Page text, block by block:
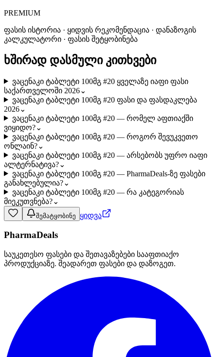
PREMIUM
ფასის ისტორია · ყიდვის რეკომენდაცია · დანაზოგის
კალკულატორი · ფასის შეტყობინება
ხშირად დასმული კითხვები
ვაცენაკი ტაბლეტი 100მგ #20 ყველაზე იაფი ფასი
საქართველოში 2026⌄
ვაცენაკი ტაბლეტი 100მგ #20 ფასი და ფასდაკლება
2026⌄
ვაცენაკი ტაბლეტი 100მგ #20 — რომელ აფთიაქში
ვიყიდო?⌄
ვაცენაკი ტაბლეტი 100მგ #20 — როგორ შევუკვეთო
ონლაინ?⌄
ვაცენაკი ტაბლეტი 100მგ #20 — არსებობს უფრო იაფი
ალტერნატივა?⌄
ვაცენაკი ტაბლეტი 100მგ #20 — PharmaDeals-ზე ფასები
განახლებულია?⌄
ვაცენაკი ტაბლეტი 100მგ #20 — რა კატეგორიას
მიეკუთვნება?⌄
შემატყობინე ყიდვა
PharmaDeals
საუკეთესო ფასები და შეთავაზებები სააფთიაქო
პროდუქციაზე. შეადარეთ ფასები და დაზოგეთ.